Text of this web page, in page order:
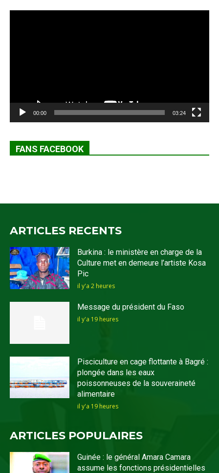
00:00 03:24
FANS FACEBOOK
ARTICLES RECENTS
Burkina : le ministère en charge de la
Culture met en demeure l’artiste Kosa
Pic
il y'a 2 heures
Message du président du Faso
il y'a 19 heures
Pisciculture en cage flottante à Bagré :
plongée dans les eaux
poissonneuses de la souveraineté
alimentaire
il y'a 19 heures
ARTICLES POPULAIRES
Guinée : le général Amara Camara
assume les fonctions présidentielles